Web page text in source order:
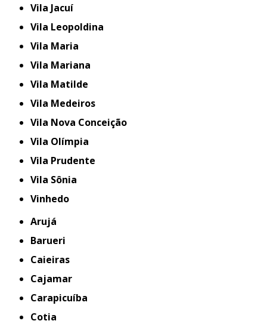
Vila Jacuí
Vila Leopoldina
Vila Maria
Vila Mariana
Vila Matilde
Vila Medeiros
Vila Nova Conceição
Vila Olímpia
Vila Prudente
Vila Sônia
Vinhedo
Arujá
Barueri
Caieiras
Cajamar
Carapicuíba
Cotia